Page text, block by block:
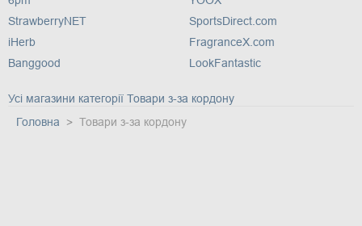
StrawberryNET
iHerb
Banggood
SportsDirect.com
FragranceX.com
LookFantastic
Усі магазини категорії Товари з-за кордону
Головна
Товари з-за кордону